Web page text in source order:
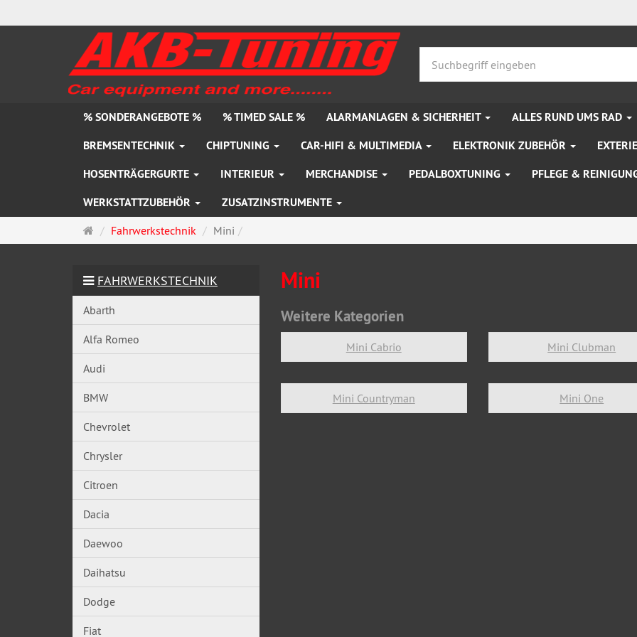
% SONDERANGEBOTE % % TIMED SALE % ALARMANLAGEN & SICHERHEIT ALLES RUND UMS RAD
BREMSENTECHNIK
CHIPTUNING CAR-HIFI & MULTIMEDIA ELEKTRONIK ZUBEHÖR
HOSENTRÄGERGURTE
INTERIEUR MERCHANDISE PEDALBOXTUNING PFLEGE &
WERKSTATTZUBEHÖR
ZUSATZINSTRUMENTE
Startseite
Fahrwerkstechnik Mini
Mini
Weitere Kategorien
Mini Cabrio Mini Clubman
Mini Countryman Mini One
FAHRWERKSTECHNIK
Abarth
Alfa Romeo
Audi
BMW
Chevrolet
Chrysler
Citroen
Dacia
Daewoo
Daihatsu
Dodge
Fiat